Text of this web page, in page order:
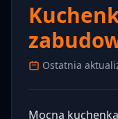
Ostatnia
Mocna